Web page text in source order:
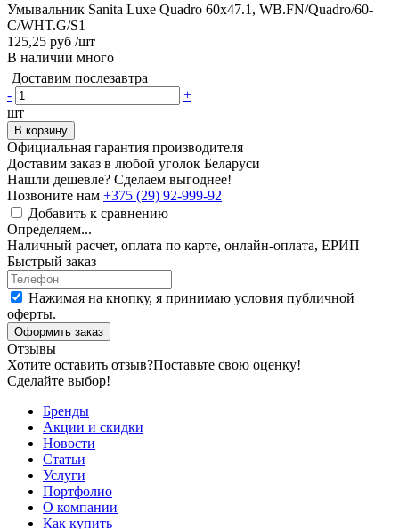
Умывальник Sanita Luxe Quadro 60x47.1, WB.FN/Quadro/60-
C/WHT.G/S1
125,25 руб /шт
В наличии много
Доставим послезавтра
-
+
шт
В корзину
Официальная гарантия производителя
Доставим заказ в любой уголок Беларуси
Нашли дешевле? Сделаем выгоднее!
Позвоните нам +375 (29) 92-999-92
Добавить к сравнению
Определяем...
Наличный расчет, оплата по карте, онлайн-оплата, ЕРИП
Быстрый заказ
Нажимая на кнопку, я принимаю условия публичной
оферты.
Оформить заказ
Отзывы
Хотите оставить отзыв?Поставьте свою оценку!
Сделайте выбор!
Бренды
Акции и скидки
Новости
Статьи
Услуги
Портфолио
О компании
Как купить